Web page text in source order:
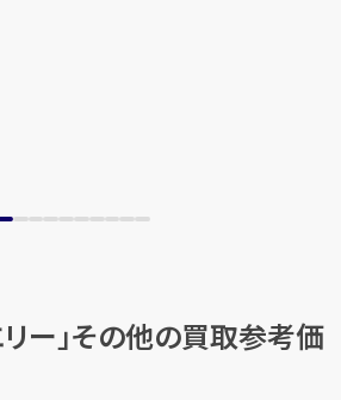
付】24時間・年中無休(年末年
リー」その他の買取参考価